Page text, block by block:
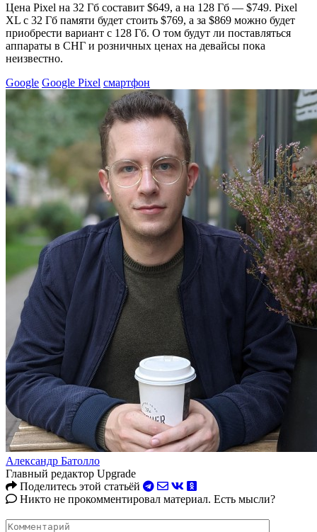
Цена Pixel на 32 Гб составит $649, а на 128 Гб — $749. Pixel
XL с 32 Гб памяти будет стоить $769, а за $869 можно будет
приобрести вариант с 128 Гб. О том будут ли поставляться
аппараты в СНГ и розничных ценах на девайсы пока
неизвестно.
Google Google Pixel смартфон
Александр Батолло
Главный редактор Upgrade
Поделитесь этой статьёй
Никто не прокомментировал материал. Есть мысли?